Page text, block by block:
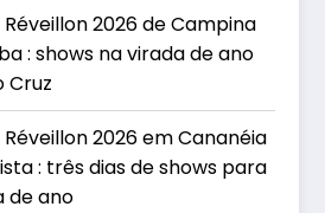
2026 de Campina
: shows na virada de ano
Cruz
2026 em Cananéia
: três dias de shows para
de ano